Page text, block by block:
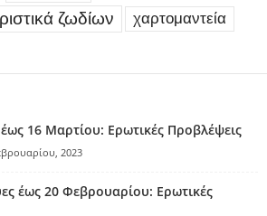
ζωδίων χαρτομαντεία
16 Μαρτίου: Ερωτικές Προβλέψεις
2023
έως 20 Φεβρουαρίου: Ερωτικές